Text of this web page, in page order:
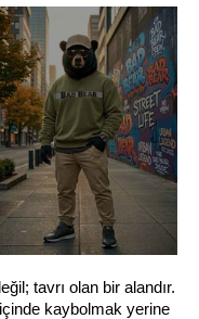
tavrı olan bir alandır.
içinde kaybolmak yerine